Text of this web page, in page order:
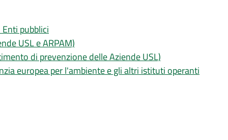
pubblici
USL e ARPAM)
di prevenzione delle Aziende USL)
europea per l'ambiente e gli altri istituti operanti